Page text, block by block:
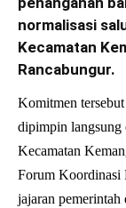
normalisasi
Kecamatan
Rancabungur.
Komitmen
dipimpin
Kecamatan
Forum Koordinasi
jajaran pemerintah